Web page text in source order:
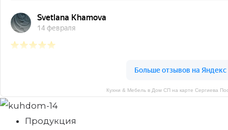
Кухни & Мебель в Дом СП на карте Сергиева
Продукция